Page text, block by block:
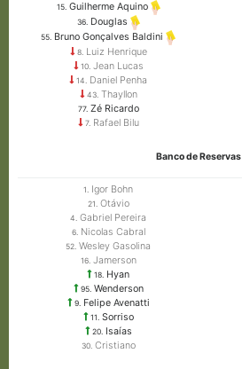
15.Guilherme Aquino
36.Douglas
55. Bruno Gonçalves Baldini
8. Luiz Henrique
10. Jean Lucas
14. Daniel Penha
43. Thayllon
77. Zé Ricardo
7. Rafael Bilu
Banco de Reservas
1. Igor Bohn
21. Otávio
4. Gabriel Pereira
6.Nicolas Cabral
52. Wesley Gasolina
16.Jamerson
18. Hyan
95.Wenderson
9.Felipe Avenatti
11. Sorriso
20.Isaías
30.Cristiano